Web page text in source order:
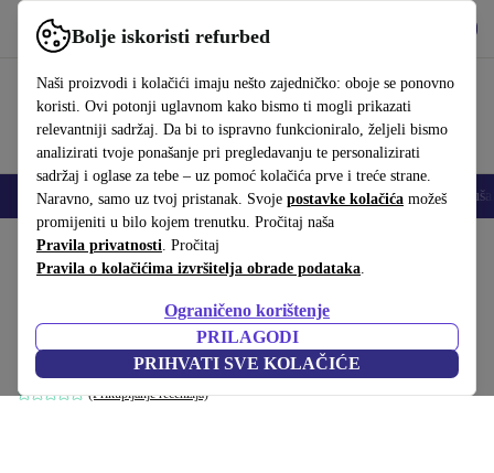
Bolje iskoristi refurbed
Naši proizvodi i kolačići imaju nešto zajedničko: oboje se ponovno
koristi. Ovi potonji uglavnom kako bismo ti mogli prikazati
relevantniji sadržaj. Da bi to ispravno funkcioniralo, željeli bismo
analizirati tvoje ponašanje pri pregledavanju te personalizirati
sadržaj i oglase za tebe – uz pomoć kolačića prve i treće strane.
Naravno, samo uz tvoj pristanak. Svoje postavke kolačića možeš
promijeniti u bilo kojem trenutku. Pročitaj naša
Pravila privatnosti. Pročitaj
Pravila o kolačićima izvršitelja obrade podataka.
Ograničeno korištenje
PRILAGODI
PRIHVATI SVE KOLAČIĆE
Koristi refurbed brzo i jednostavno
Mobiteli Prijenosna računala Tableti Pametni satovi Dodaci
Početna stranica Proizvodi Kućanstvo
Holly stolica za blagovaonicu Agnes
Brown
Smeđa
(Prikupljanje recenzija)